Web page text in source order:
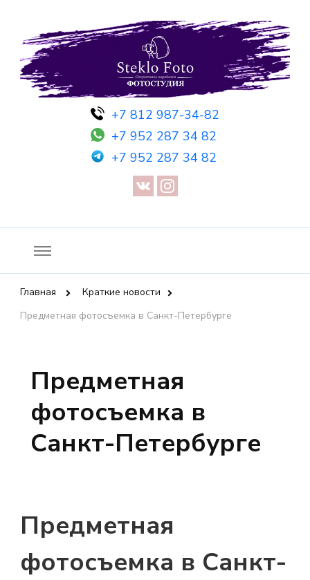
+7 812 987-34-82
+7 952 287 34 82
+7 952 287 34 82
Фотостудия SF
Фотосессия в студии СПб — Фотосессия в Санкт-Петербурге
— Предметная съемка — Невидимый манекен — Прозрачный
манекен — Сертификат на фотосессию
Главная
Краткие новости
Предметная фотосъемка в Санкт-Петербурге
Предметная
фотосъемка в
Санкт-Петербурге
Предметная
фотосъемка в Санкт-